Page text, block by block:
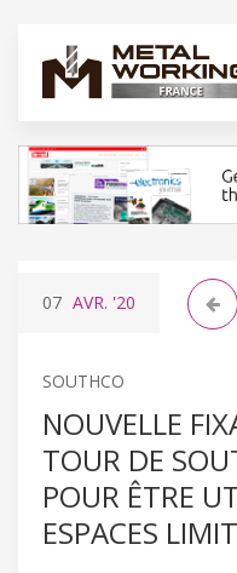
07 AVR. '20
SOUTHCO
NOUVELLE
TOUR DE
POUR ÊTRE
ESPACES